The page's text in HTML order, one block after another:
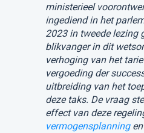
ministerieel
ingediend in het
2023 in tweede lezing
blikvanger in dit
verhoging van het
vergoeding der
uitbreiding van het
deze taks. De vraag
effect van deze
vermogensplanningen